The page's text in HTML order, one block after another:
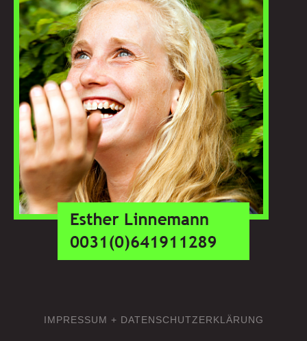
IMPRESSUM + DATENSCHUTZERKLÄRUNG